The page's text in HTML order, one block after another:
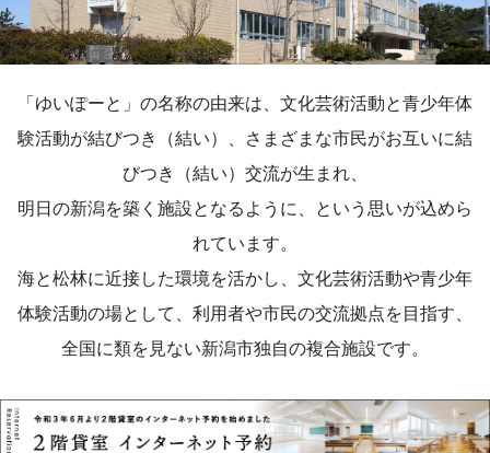
「ゆいぽーと」の名称の由来は、文化芸術活動と青少年体
験活動が結びつき（結い）、さまざまな市民がお互いに結
びつき（結い）交流が生まれ、
明日の新潟を築く施設となるように、という思いが込めら
れています。
海と松林に近接した環境を活かし、文化芸術活動や青少年
体験活動の場として、利用者や市民の交流拠点を目指す、
全国に類を見ない新潟市独自の複合施設です。